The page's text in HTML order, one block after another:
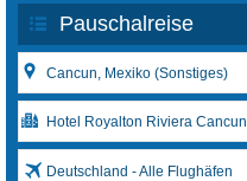
Deutschland - Alle Flughäfen